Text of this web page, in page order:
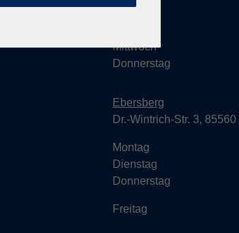
Mittwoch
Donnerstag
Ebersberg
Dr.-Wintrich-Str. 3,
Montag
Dienstag
Donnerstag
Freitag